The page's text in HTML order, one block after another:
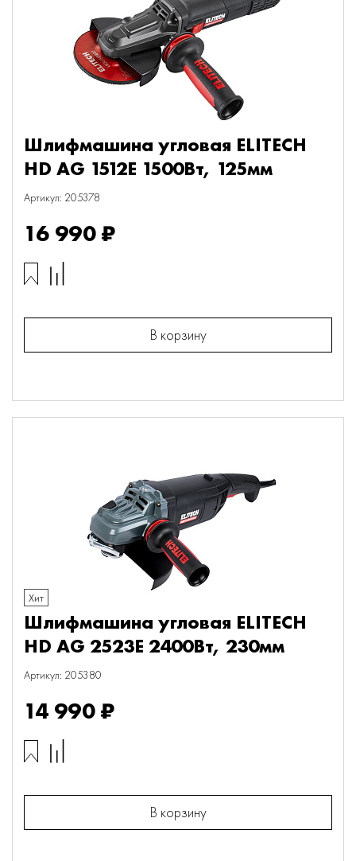
Шлифмашина угловая ELITECH
HD AG 1512E 1500Вт, 125мм
Артикул: 205378
16 990 ₽
В корзину
Хит
Шлифмашина угловая ELITECH
HD AG 2523E 2400Вт, 230мм
Артикул: 205380
14 990 ₽
В корзину